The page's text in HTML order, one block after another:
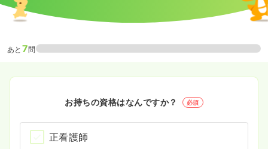
あと 7問
お持ちの資格はなんですか？ 必須
正看護師